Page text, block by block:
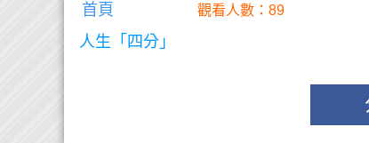
首頁 觀看人數：89
人生「四分」